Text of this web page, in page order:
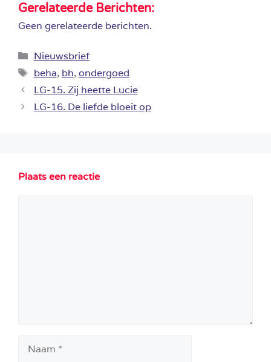
Gerelateerde Berichten:
Geen gerelateerde berichten.
Categorieën
Nieuwsbrief
Tags
beha, bh, ondergoed
LG-15. Zij heette Lucie
LG-16. De liefde bloeit op
Plaats een reactie